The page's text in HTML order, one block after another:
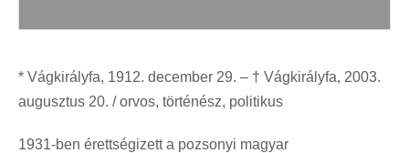
* Vágkirályfa, 1912. december 29. – † Vágkirályfa, 2003.
augusztus 20. / orvos, történész, politikus
1931-ben érettségizett a pozsonyi magyar